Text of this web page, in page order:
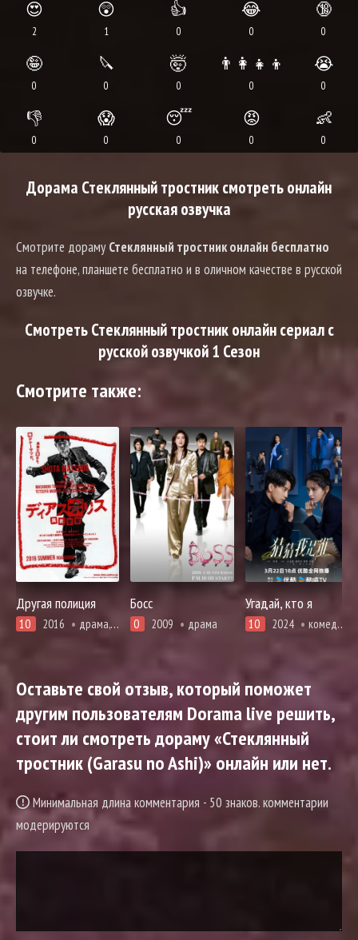
😍
2
😲
1
👍
0
😂
0
🔞
0
🤪
0
🔪
0
🤯
0
👨‍👩‍👧‍👦
0
😭
0
👎
0
😱
0
😴
0
😡
0
👶
0
Дорама Стеклянный тростник смотреть онлайн
русская озвучка
Смотрите дорамуСтеклянный тростник онлайн бесплатно
на телефоне, планшете бесплатно и в оличном качестве в русской
озвучке.
Смотреть Стеклянный тростник онлайн сериал с
русской озвучкой 1 Сезон
Смотрите также:
Другая полиция
10 2016 драма, криминал, триллер
Босс
0 2009 драма
Угадай, кто я
10 2024 комедия, романтика, про призраков, демонов и сверхъестественное, триллер
Оставьте свой отзыв, который поможет
другим пользователям Dorama live решить,
стоит ли смотреть дораму «Стеклянный
тростник (Garasu no Ashi)» онлайн или нет.
Минимальная длина комментария - 50 знаков. комментарии
модерируются